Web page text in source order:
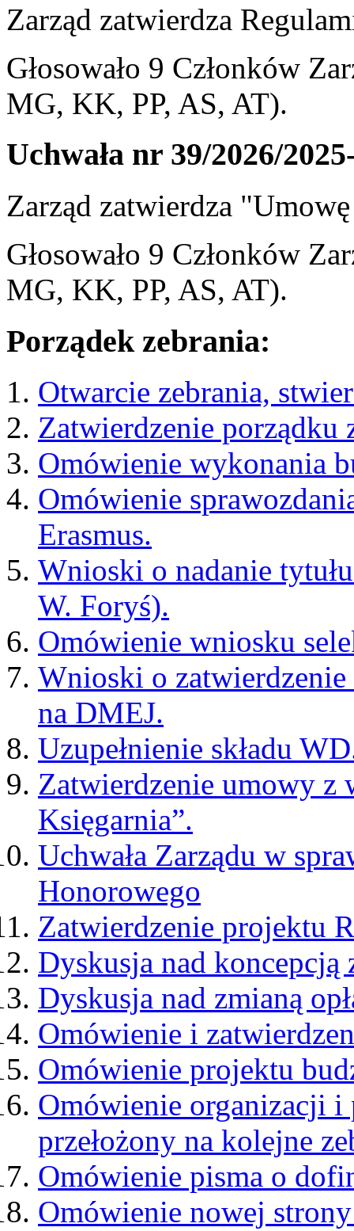
Zarząd zatwierdza
Głosowało 9 Członków
MG, KK, PP, AS, AT).
Uchwała nr 39/2026/
Zarząd zatwierdza
Głosowało 9 Członków
MG, KK, PP, AS, AT).
Porządek zebrania:
Otwarcie zebrania,
Zatwierdzenie porządku
Omówienie wykonania
Omówienie
Erasmus.
Wnioski o nadanie
W. Foryś).
Omówienie wniosku
Wnioski o
na DMEJ.
Uzupełnienie składu
Zatwierdzenie umowy z
Księgarnia”.
Uchwała Zarządu w
Honorowego
Zatwierdzenie projektu
Dyskusja nad koncepcją
Dyskusja nad zmianą
Omówienie i
Omówienie projektu
Omówienie organizacji
przełożony na kolejne
Omówienie pisma o
Omówienie nowej